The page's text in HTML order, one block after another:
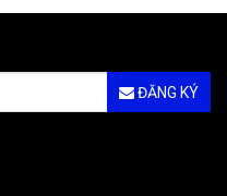
ĐĂNG KÝ